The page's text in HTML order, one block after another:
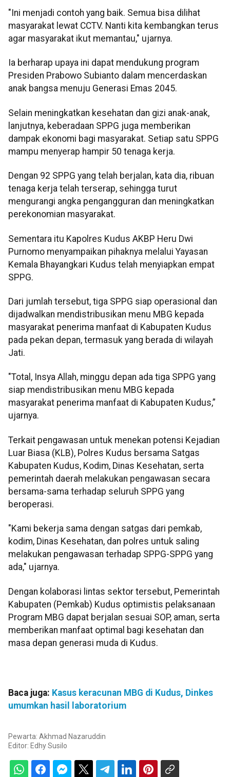
"Ini menjadi contoh yang baik. Semua bisa dilihat
masyarakat lewat CCTV. Nanti kita kembangkan terus
agar masyarakat ikut memantau," ujarnya.
Ia berharap upaya ini dapat mendukung program
Presiden Prabowo Subianto dalam mencerdaskan
anak bangsa menuju Generasi Emas 2045.
Selain meningkatkan kesehatan dan gizi anak-anak,
lanjutnya, keberadaan SPPG juga memberikan
dampak ekonomi bagi masyarakat. Setiap satu SPPG
mampu menyerap hampir 50 tenaga kerja.
Dengan 92 SPPG yang telah berjalan, kata dia, ribuan
tenaga kerja telah terserap, sehingga turut
mengurangi angka pengangguran dan meningkatkan
perekonomian masyarakat.
Sementara itu Kapolres Kudus AKBP Heru Dwi
Purnomo menyampaikan pihaknya melalui Yayasan
Kemala Bhayangkari Kudus telah menyiapkan empat
SPPG.
Dari jumlah tersebut, tiga SPPG siap operasional dan
dijadwalkan mendistribusikan menu MBG kepada
masyarakat penerima manfaat di Kabupaten Kudus
pada pekan depan, termasuk yang berada di wilayah
Jati.
"Total, Insya Allah, minggu depan ada tiga SPPG yang
siap mendistribusikan menu MBG kepada
masyarakat penerima manfaat di Kabupaten Kudus,”
ujarnya.
Terkait pengawasan untuk menekan potensi Kejadian
Luar Biasa (KLB), Polres Kudus bersama Satgas
Kabupaten Kudus, Kodim, Dinas Kesehatan, serta
pemerintah daerah melakukan pengawasan secara
bersama-sama terhadap seluruh SPPG yang
beroperasi.
"Kami bekerja sama dengan satgas dari pemkab,
kodim, Dinas Kesehatan, dan polres untuk saling
melakukan pengawasan terhadap SPPG-SPPG yang
ada," ujarnya.
Dengan kolaborasi lintas sektor tersebut, Pemerintah
Kabupaten (Pemkab) Kudus optimistis pelaksanaan
Program MBG dapat berjalan sesuai SOP, aman, serta
memberikan manfaat optimal bagi kesehatan dan
masa depan generasi muda di Kudus.
Baca juga: Kasus keracunan MBG di Kudus, Dinkes
umumkan hasil laboratorium
Pewarta: Akhmad Nazaruddin
Editor: Edhy Susilo